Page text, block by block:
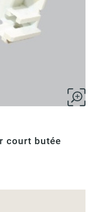
court butée